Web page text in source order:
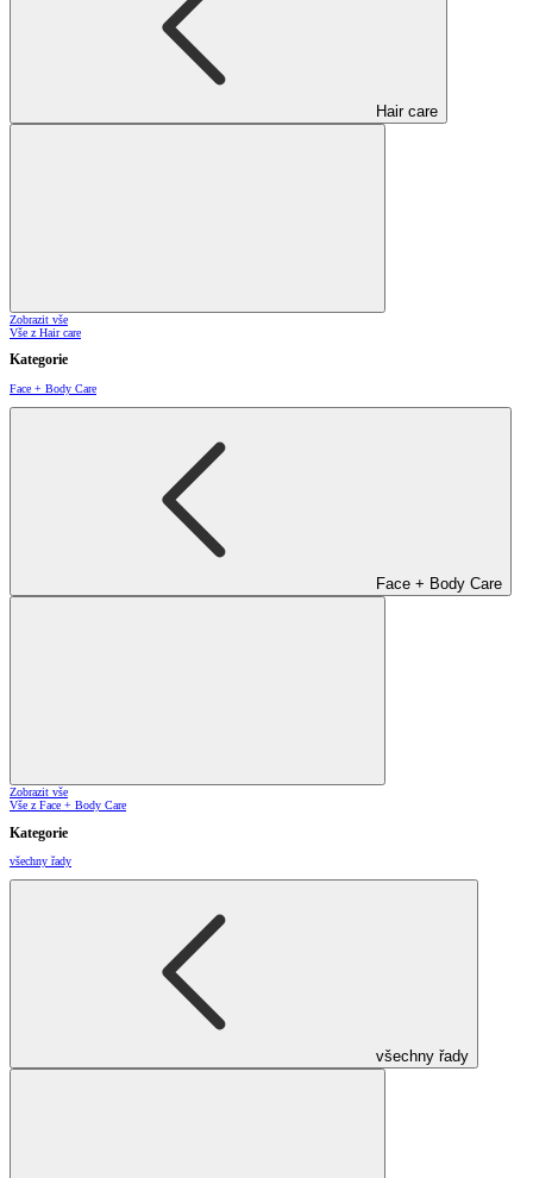
Hair care
Zobrazit vše
Vše z Hair care
Kategorie
Face + Body Care
Face + Body Care
Zobrazit vše
Vše z Face + Body Care
Kategorie
všechny řady
všechny řady